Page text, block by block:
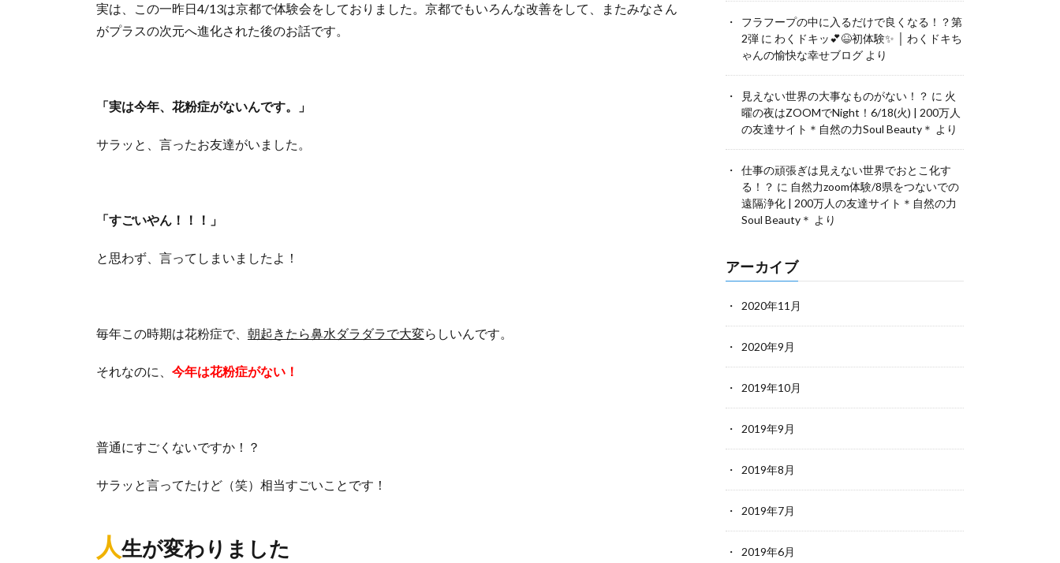
実は、この一昨日4/13は京都で体験会をしておりました。京都でもいろんな改善をして、またみなさん
がプラスの次元へ進化された後のお話です。
「実は今年、花粉症がないんです。」
サラッと、言ったお友達がいました。
「すごいやん！！！」
と思わず、言ってしまいましたよ！
毎年この時期は花粉症で、 朝起きたら鼻水ダラダラで大変らしいんです。
それなのに、 今年は花粉症がない！
普通にすごくないですか！？
サラッと言ってたけど（笑）相当すごいことです！
人生が変わりました
フラフープの中に入るだけで良くなる！？第
2弾に わくドキッ💕😆初体験✨ │ わくドキち
ゃんの愉快な幸せブログより
見えない世界の大事なものがない！？ に 火
曜の夜はZOOMでNight！6/18(火) | 200万人
の友達サイト＊自然の力Soul Beauty＊ より
仕事の頑張ぎは見えない世界でおとこ化す
る！？ に 自然力zoom体験/8県をつないでの
遠隔浄化 | 200万人の友達サイト＊自然の力
Soul Beauty＊ より
アーカイブ
2020年11月
2020年9月
2019年10月
2019年9月
2019年8月
2019年7月
2019年6月